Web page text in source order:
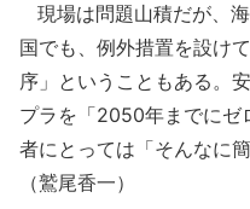
現場は問題山積だが、
国でも、例外措置を設け
序」ということもある。
プラを「2050年までにゼ
者にとっては「そんなに
（鷲尾香一）